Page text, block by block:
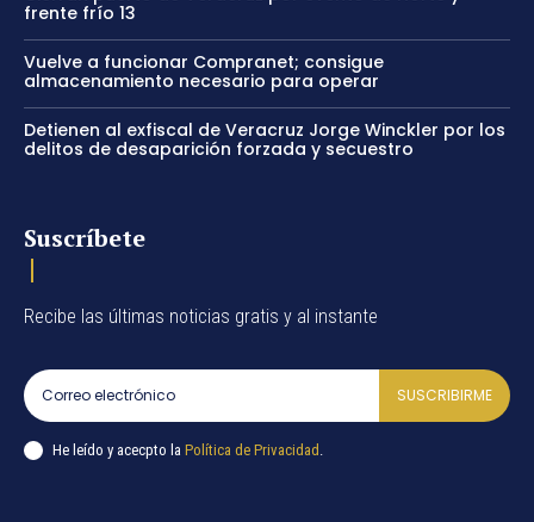
frente frío 13
Vuelve a funcionar Compranet; consigue
almacenamiento necesario para operar
Detienen al exfiscal de Veracruz Jorge Winckler por los
delitos de desaparición forzada y secuestro
Suscríbete
Recibe las últimas noticias gratis y al instante
SUSCRIBIRME
He leído y acecpto la Política de Privacidad